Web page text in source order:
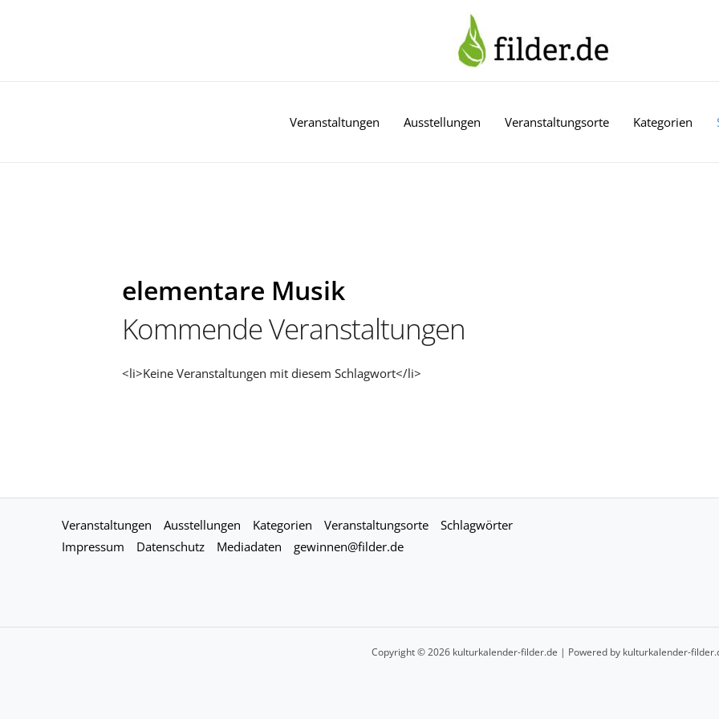
Veranstaltungen Ausstellungen Veranstaltungsorte Kategorien
elementare Musik
Kommende Veranstaltungen
<li>Keine Veranstaltungen mit diesem Schlagwort</li>
Veranstaltungen Ausstellungen Kategorien Veranstaltungsorte
Schlagwörter
Impressum
Datenschutz Mediadaten gewinnen@filder.de
Copyright © 2026 kulturkalender-filder.de | Powered by kulturkalender-